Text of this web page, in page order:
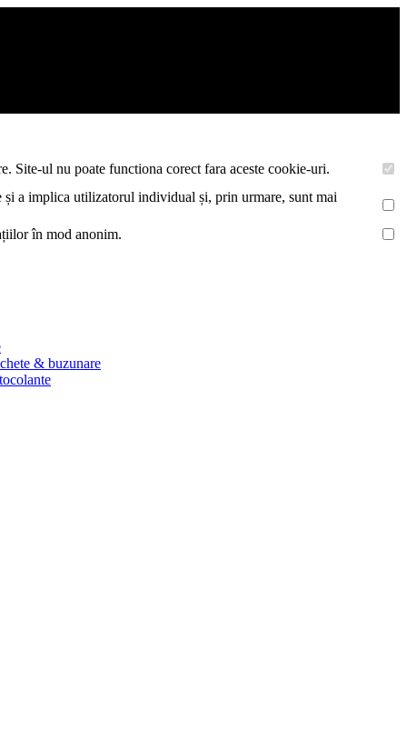
Site-ul nu poate functiona corect fara aceste cookie-uri.
și a implica utilizatorul individual și, prin urmare, sunt mai
în mod anonim.
& buzunare